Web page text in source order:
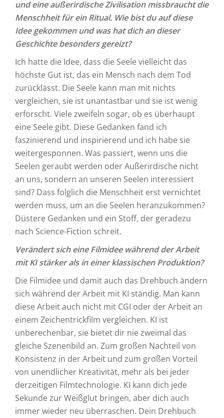
und eine außerirdische Zivilisation missbraucht die
Menschheit für ein Ritual. Wie bist du auf diese
Idee gekommen und was hat dich an dieser
Geschichte besonders gereizt?
Ich hatte die Idee, dass die Seele vielleicht das
höchste Gut ist, das ein Mensch nach dem Tod
zurücklässt. Die Seele kann man mit nichts
vergleichen, sie ist unantastbar und sie ist wenig
erforscht. Viele zweifeln sogar, ob es überhaupt
eine Seele gibt. Diese Gedanken fand ich
faszinierend und inspirierend und ich habe sie
weitergesponnen. Was passiert, wenn uns die
Seelen geraubt werden oder Außerirdische nicht
an uns, sondern an unseren Seelen interessiert
sind? Dass folglich die Menschheit erst vernichtet
werden muss, um an die Seelen heranzukommen?
Düstere Gedanken und ein Stoff, der geradezu
nach Science-Fiction schreit.
Verändert sich eine Filmidee während der Arbeit
mit KI stärker als in einer klassischen Produktion?
Die Filmidee und damit auch das Drehbuch ändern
sich während der Arbeit mit KI ständig. Man kann
diese Arbeit auch nicht mit CGI oder der Arbeit an
einem Zeichentrickfilm vergleichen. KI ist
unberechenbar, sie bietet dir nie zweimal das
gleiche Szenenbild an. Zum großen Nachteil von
Konsistenz in der Arbeit und zum großen Vorteil
von unendlicher Kreativität, mehr als bei jeder
derzeitigen Filmtechnologie. KI kann dich jede
Sekunde zur Weißglut bringen, aber dich auch
immer wieder neu überraschen. Dein Drehbuch